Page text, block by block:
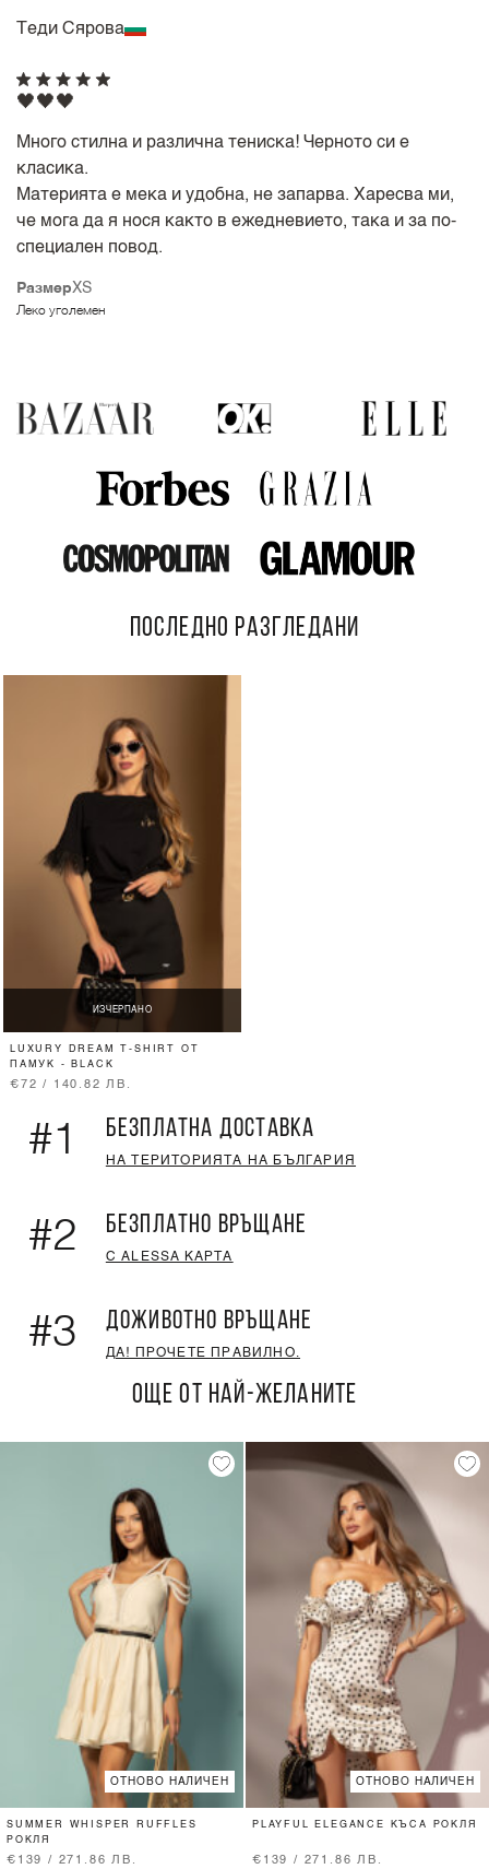
Теди Сярова
РазмерXS
Леко уголемен
🖤🖤🖤
Много стилна и различна тениска! Черното си е
класика.
Материята е мека и удобна, не запарва. Харесва ми,
че мога да я нося както в ежедневието, така и за по-
специален повод.
ПОСЛЕДНО РАЗГЛЕДАНИ
ИЗЧЕРПАНО
LUXURY DREAM T-SHIRT ОТ
ПАМУК - BLACK
€72 / 140.82 ЛВ.
#1 БЕЗПЛАТНА ДОСТАВКА
НА ТЕРИТОРИЯТА НА БЪЛГАРИЯ
#2 БЕЗПЛАТНО ВРЪЩАНЕ
С ALESSA КАРТА
#3 ДОЖИВОТНО ВРЪЩАНЕ
ДА! ПРОЧЕТЕ ПРАВИЛНО.
ОЩЕ ОТ НАЙ-ЖЕЛАНИТЕ
ОТНОВО НАЛИЧЕН
SUMMER WHISPER RUFFLES
РОКЛЯ
€139 / 271.86 ЛВ.
ОТНОВО НАЛИЧЕН
PLAYFUL ELEGANCE КЪСА РОКЛЯ
€139 / 271.86 ЛВ.